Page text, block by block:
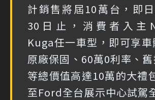
計銷售將屆10萬台，即
30日止，消費者入主
Kuga任一車型，即可享
原廠保固、60萬0利率、
等總價值高達10萬的大禮
至Ford全台展示中心試駕